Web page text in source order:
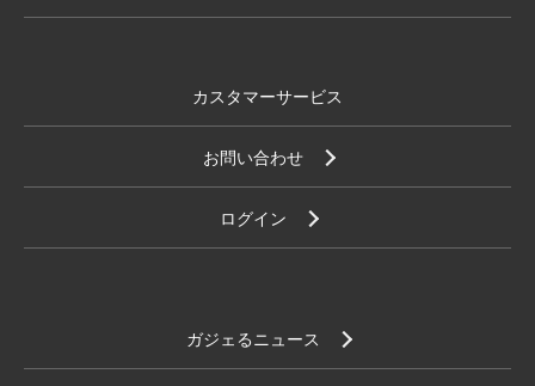
カスタマーサービス
お問い合わせ
ログイン
ガジェるニュース